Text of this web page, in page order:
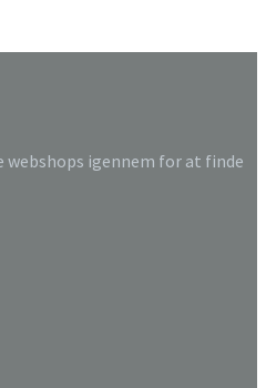
webshops igennem for at finde